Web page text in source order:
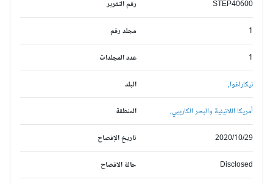
رقم التقرير STEP40600
مجلد رقم
عدد المجلدات
البلد نيكاراغوا,
المنطقة أمريكا اللاتينية والبحر الكاريبي,
تاريخ الإفصاح 2020/10/29
حالة الافصاح Disclosed